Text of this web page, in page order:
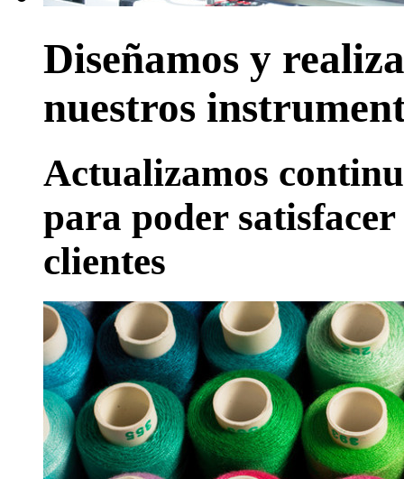
Diseñamos y
nuestros
Actualizamos
para poder satisfacer
clientes